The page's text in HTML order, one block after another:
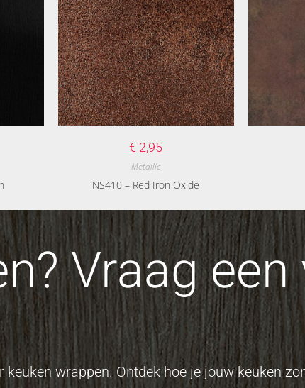
€ 2,95
Metallic
NS410 – Red Iron Oxide
Vraag
wrappen. Ontdek hoe je jouw keuken